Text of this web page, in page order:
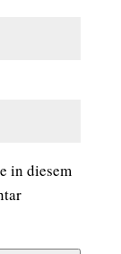
in diesem